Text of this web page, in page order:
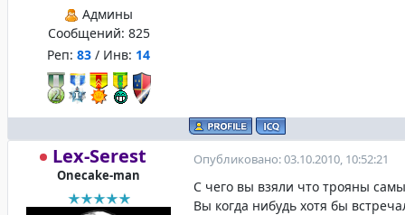
Админы
Сообщений: 825
Реп: 83 / Инв: 14
Lex-Serest
Onecake-man
Опубликовано: 03.10.2010, 10:52:21
С чего вы взяли что трояны
Вы когда нибудь хотя бы